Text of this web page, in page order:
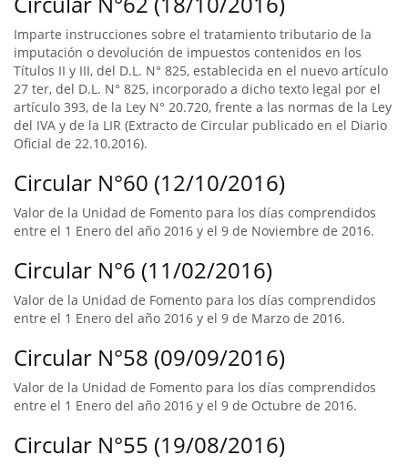
Imparte instrucciones sobre el tratamiento tributario de la
imputación o devolución de impuestos contenidos en los
Títulos II y III, del D.L. N° 825, establecida en el nuevo artículo
27 ter, del D.L. N° 825, incorporado a dicho texto legal por el
artículo 393, de la Ley N° 20.720, frente a las normas de la Ley
del IVA y de la LIR (Extracto de Circular publicado en el Diario
Oficial de 22.10.2016).
Circular N°60 (12/10/2016)
Valor de la Unidad de Fomento para los días comprendidos
entre el 1 Enero del año 2016 y el 9 de Noviembre de 2016.
Circular N°6 (11/02/2016)
Valor de la Unidad de Fomento para los días comprendidos
entre el 1 Enero del año 2016 y el 9 de Marzo de 2016.
Circular N°58 (09/09/2016)
Valor de la Unidad de Fomento para los días comprendidos
entre el 1 Enero del año 2016 y el 9 de Octubre de 2016.
Circular N°55 (19/08/2016)